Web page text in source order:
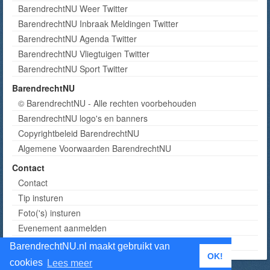
BarendrechtNU.nl maakt gebruikt van
cookies Lees meer
OK!
BarendrechtNU Weer Twitter
BarendrechtNU Inbraak Meldingen Twitter
BarendrechtNU Agenda Twitter
BarendrechtNU Vliegtuigen Twitter
BarendrechtNU Sport Twitter
BarendrechtNU
© BarendrechtNU - Alle rechten voorbehouden
BarendrechtNU logo's en banners
Copyrightbeleid BarendrechtNU
Algemene Voorwaarden BarendrechtNU
Contact
Contact
Tip insturen
Foto('s) insturen
Evenement aanmelden
Informatie aanvragen adverteren